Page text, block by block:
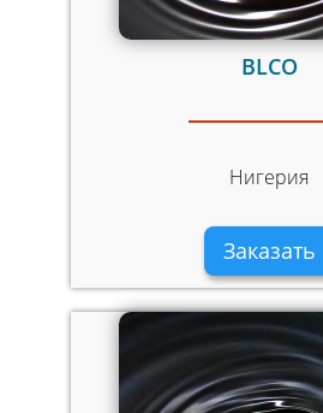
BLCO
Нигерия
Заказать